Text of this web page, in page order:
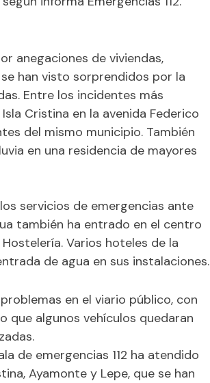
anegaciones de viviendas,
han visto sorprendidos por la
Entre los incidentes más
Cristina en la avenida Federico
del mismo municipio. También
en una residencia de mayores
servicios de emergencias ante
también ha entrado en el centro
Varios hoteles de la
de agua en sus instalaciones.
en el viario público, con
que algunos vehículos quedaran
de emergencias 112 ha atendido
Ayamonte y Lepe, que se han